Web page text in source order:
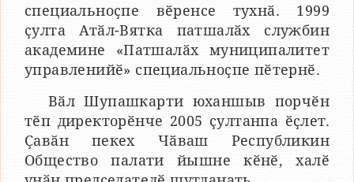
специальноҫпе вӗренсе тухнӑ. 1999
ҫулта Атӑл-Вятка патшалӑх службин
академине «Патшалӑх муниципалитет
управленийӗ» специальноҫпе пӗтернӗ.
Вӑл Шупашкарти юханшыв порчӗн
тӗп директорӗнче 2005 ҫултанпа ӗҫлет.
Ҫавӑн пекех Чӑваш Республикин
Общество палати йышне кӗнӗ, халӗ